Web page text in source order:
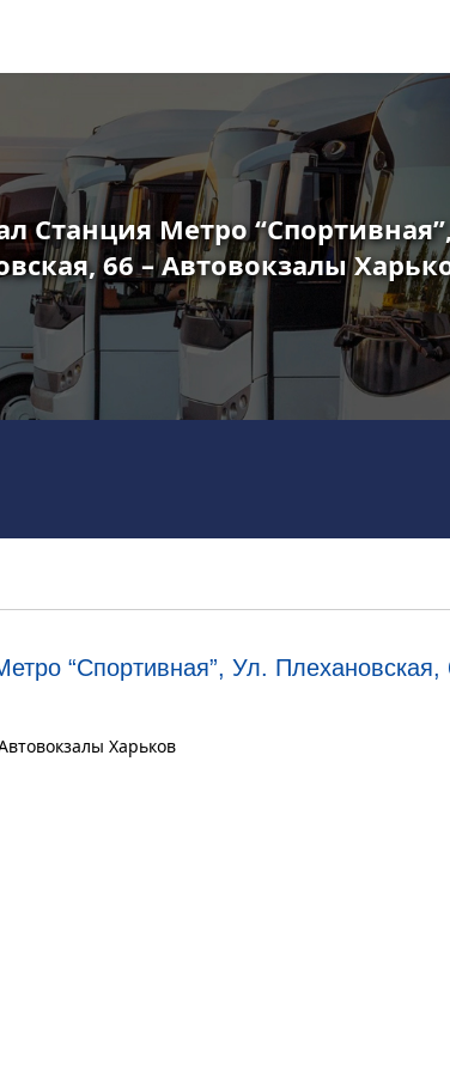
Станция Метро
66 – Автовокзалы
“Спортивная”, Ул. Плехановская,
Харьков